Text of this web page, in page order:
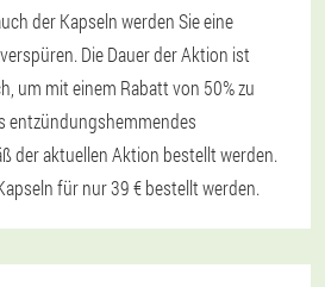
der Kapseln werden Sie eine
Die Dauer der Aktion ist
um mit einem Rabatt von 50% zu
entzündungshemmendes
der aktuellen Aktion bestellt werden.
für nur 39 € bestellt werden.